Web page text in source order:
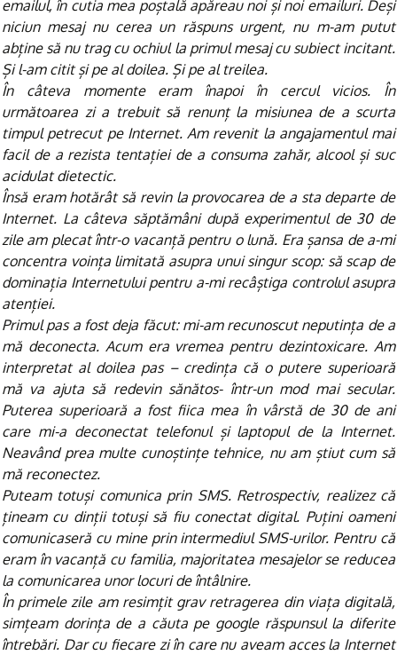
emailul, în cutia mea poștală apăreau noi și noi emailuri. Deși
niciun mesaj nu cerea un răspuns urgent, nu m-am putut
abține să nu trag cu ochiul la primul mesaj cu subiect incitant.
Și l-am citit și pe al doilea. Și pe al treilea.
În câteva momente eram înapoi în cercul vicios. În
următoarea zi a trebuit să renunț la misiunea de a scurta
timpul petrecut pe Internet. Am revenit la angajamentul mai
facil de a rezista tentației de a consuma zahăr, alcool și suc
acidulat dietectic.
Însă eram hotărât să revin la provocarea de a sta departe de
Internet. La câteva săptămâni după experimentul de 30 de
zile am plecat într-o vacanță pentru o lună. Era șansa de a-mi
concentra voința limitată asupra unui singur scop: să scap de
dominația Internetului pentru a-mi recâștiga controlul asupra
atenției.
Primul pas a fost deja făcut: mi-am recunoscut neputința de a
mă deconecta. Acum era vremea pentru dezintoxicare. Am
interpretat al doilea pas – credința că o putere superioară
mă va ajuta să redevin sănătos- într-un mod mai secular.
Puterea superioară a fost fiica mea în vârstă de 30 de ani
care mi-a deconectat telefonul și laptopul de la Internet.
Neavând prea multe cunoștințe tehnice, nu am știut cum să
mă reconectez.
Puteam totuși comunica prin SMS. Retrospectiv, realizez că
țineam cu dinții totuși să fiu conectat digital. Puțini oameni
comunicaseră cu mine prin intermediul SMS-urilor. Pentru că
eram în vacanță cu familia, majoritatea mesajelor se reducea
la comunicarea unor locuri de întâlnire.
În primele zile am resimțit grav retragerea din viața digitală,
simțeam dorința de a căuta pe google răspunsul la diferite
întrebări. Dar cu fiecare zi în care nu aveam acces la Internet